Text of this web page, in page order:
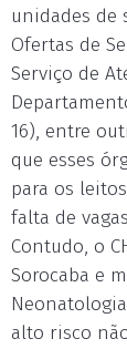
unidades de
Ofertas de
Serviço de
16), entre
que esses
para os
falta de
Contudo, o
Sorocaba e
alto risco